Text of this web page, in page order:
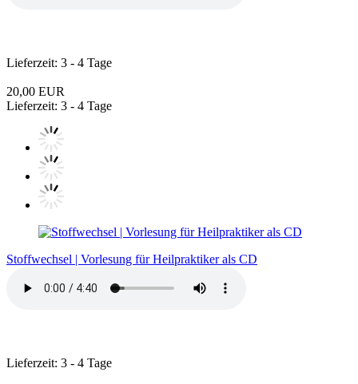
Lieferzeit: 3 - 4 Tage
20,00 EUR
Lieferzeit: 3 - 4 Tage
Stoffwechsel | Vorlesung für Heilpraktiker als CD
Lieferzeit: 3 - 4 Tage